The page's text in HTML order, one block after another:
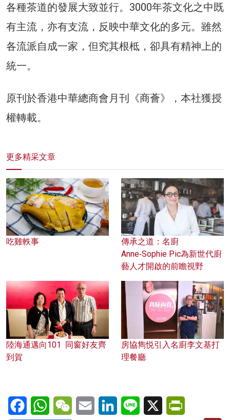
各種茶道的發展大致並行。3000年茶文化之中既
有主流，亦有支流，反映中華文化的多元。雖然
各流派自成一家，但究其根柢，卻具有精神上的
統一。
原刊於香港中華總商會月刊《商薈》，本社獲授
權轉載。
更多精采文章
吃雞軼事
傳承之道：名廚
Anne‑Sophie Pic為新世代廚
藝人才開啟的前瞻視野
陸海通邁向101 同窗好友齊
到賀
房協雋悦引入名廚李文基打
理餐廳
FacebookWhatsAppWeChatEmail LinkedInLine X